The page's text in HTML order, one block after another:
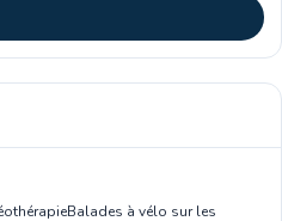
Balades à vélo sur les